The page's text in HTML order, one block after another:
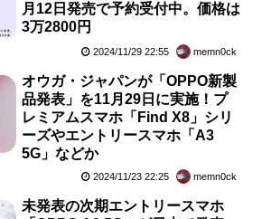
月12日発売で予約受付中。価格は
3万2800円
2024/11/29 22:55 memn0ck
オウガ・ジャパンが「OPPO新製
品発表」を11月29日に実施！プ
レミアムスマホ「Find X8」シリ
ーズやエントリースマホ「A3
5G」などか
2024/11/23 22:25 memn0ck
未発表の次期エントリースマホ